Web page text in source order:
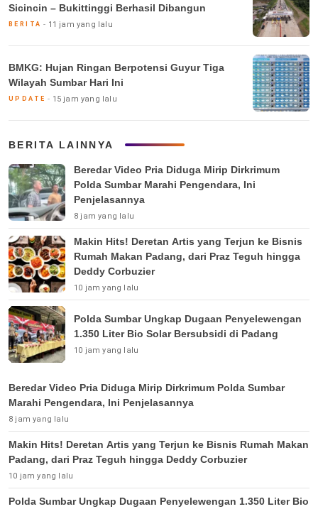
Sicincin – Bukittinggi Berhasil Dibangun
BERITA 11 jam yang lalu
BMKG: Hujan Ringan Berpotensi Guyur Tiga
Wilayah Sumbar Hari Ini
UPDATE 15 jam yang lalu
BERITA LAINNYA
Beredar Video Pria Diduga Mirip Dirkrimum
Polda Sumbar Marahi Pengendara, Ini
Penjelasannya
8 jam yang lalu
Makin Hits! Deretan Artis yang Terjun ke Bisnis
Rumah Makan Padang, dari Praz Teguh hingga
Deddy Corbuzier
10 jam yang lalu
Polda Sumbar Ungkap Dugaan Penyelewengan
1.350 Liter Bio Solar Bersubsidi di Padang
10 jam yang lalu
Beredar Video Pria Diduga Mirip Dirkrimum Polda Sumbar
Marahi Pengendara, Ini Penjelasannya
8 jam yang lalu
Makin Hits! Deretan Artis yang Terjun ke Bisnis Rumah Makan
Padang, dari Praz Teguh hingga Deddy Corbuzier
10 jam yang lalu
Polda Sumbar Ungkap Dugaan Penyelewengan 1.350 Liter Bio